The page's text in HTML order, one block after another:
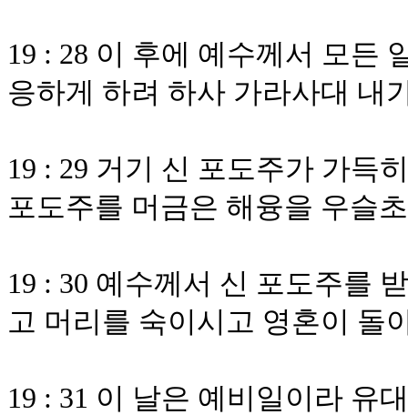
19 : 28 이 후에 예수께서 모든
응하게 하려 하사 가라사대 내
19 : 29 거기 신 포도주가 가득
포도주를 머금은 해융을 우슬
19 : 30 예수께서 신 포도주를
고 머리를 숙이시고 영혼이 돌
19 : 31 이 날은 예비일이라 유